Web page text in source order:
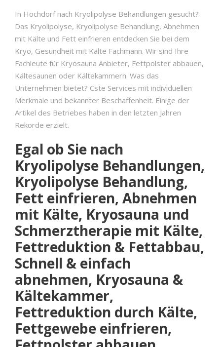
In Hochdorf nach Kryolipolyse Behandlungen gesucht?
Das Kryolipolyse, Kryolipolyse Behandlung, Abnehmen
mit Kälte und Fett einfrieren entdecken Sie bei dem
Kryo, Gesundheit mit Kälte Fachmann. Wir sind Ihre
Fachleute für Kryosauna Anbieter, Fettpolster abbauen,
Kältesaunen oder Kältekammern. Was das
Unternehmen bietet? Cste Services mit individuellen
Merkmale und bekannter Beschaffenheit. Einige der
Artikel des Betriebes haben in den letzten Jahren
Rekorde erzielt.
Egal ob Sie nach
Kryolipolyse Behandlungen,
Kryolipolyse Behandlung,
Fett einfrieren, Abnehmen
mit Kälte, Kryosauna und
Schmerztherapie mit Kälte,
Fettreduktion & Fettabbau,
Schnell & einfach
abnehmen, Kryosauna &
Kältekammer,
Fettreduktion durch Kälte,
Fettgewebe einfrieren,